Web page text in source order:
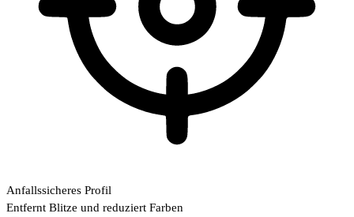
Anfallssicheres Profil
Entfernt Blitze und reduziert Farben